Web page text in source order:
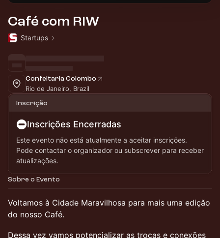
Café com RIW
Startups
Confeitaria Colombo
Rio de Janeiro, Brazil
Inscrição
Inscrições Encerradas
Este evento não está atualmente a aceitar inscrições.
Pode contactar o organizador ou subscrever para receber
atualizações.
Sobre o Evento
Voltamos à Cidade Maravilhosa para mais uma edição
do nosso Café.
Dessa vez vamos potencializar as trocas e conexões